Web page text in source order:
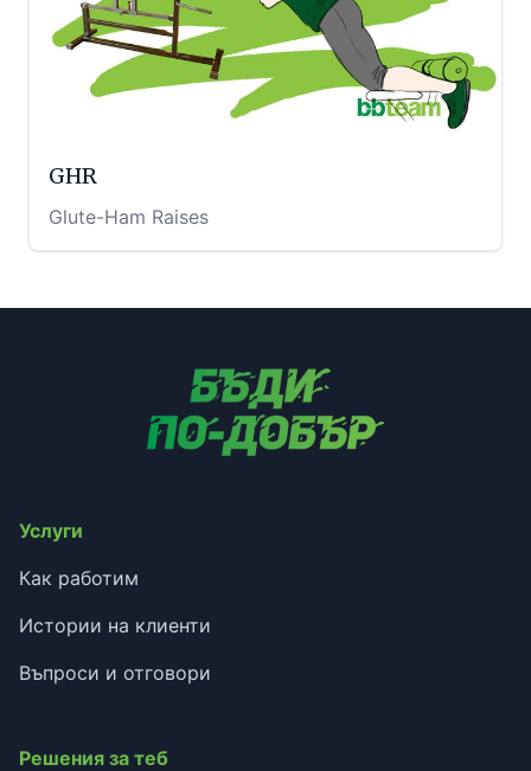
GHR
Glute-Ham Raises
Услуги
Как работим
Истории на клиенти
Въпроси и отговори
Решения за теб